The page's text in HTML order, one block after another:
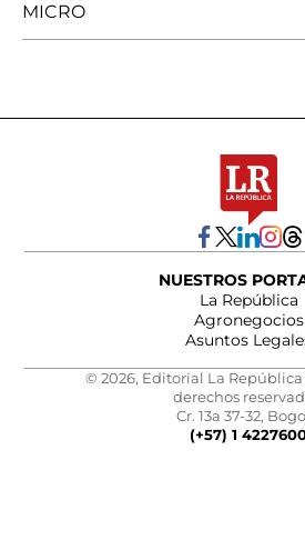
MICRO
NUESTROS
La República
Agronegocios
Asuntos
© 2026, Editorial La República
derechos
Cr. 13a 37-32,
(+57) 1